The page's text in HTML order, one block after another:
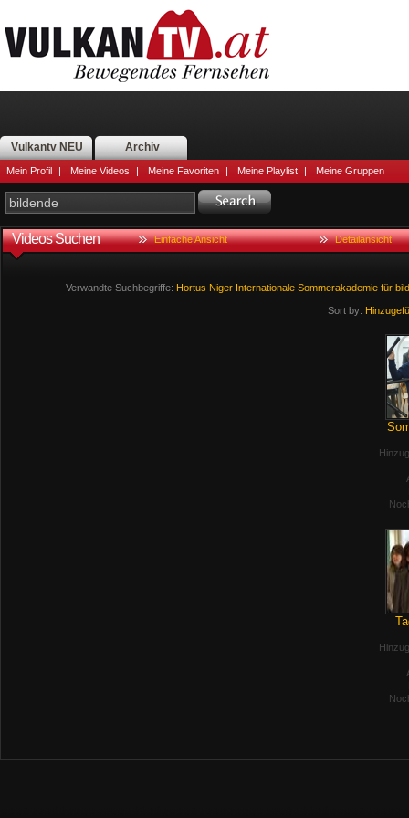
Vulkantv NEU Archiv
Mein Profil | Meine Videos | Meine Favoriten | Meine Playlist | Meine Gruppen
Videos Suchen Einfache Ansicht Detailansicht
Verwandte Suchbegriffe: Hortus Niger Internationale Sommerakademie für
Sort by: